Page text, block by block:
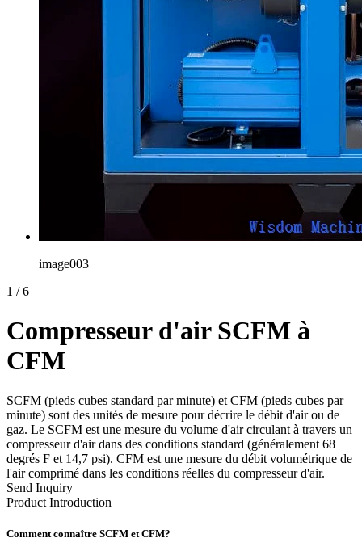
image003
1 / 6
Compresseur d'air SCFM à
CFM
SCFM (pieds cubes standard par minute) et CFM (pieds cubes par
minute) sont des unités de mesure pour décrire le débit d'air ou de
gaz. Le SCFM est une mesure du volume d'air circulant à travers un
compresseur d'air dans des conditions standard (généralement 68
degrés F et 14,7 psi). CFM est une mesure du débit volumétrique de
l'air comprimé dans les conditions réelles du compresseur d'air.
Send Inquiry
Product Introduction
Comment connaître SCFM et CFM?